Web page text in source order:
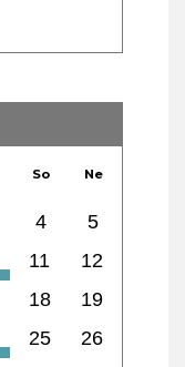
So Ne
4
5
11
12
18
19
25
26